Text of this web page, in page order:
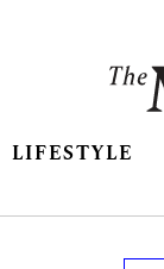
LIFESTYLE